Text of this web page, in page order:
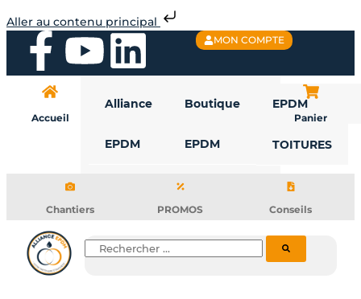
Aller au contenu principal
au
contenuF
a
c
b
o
Y
o
u
u
b
L
i
n
d
MON COMPTE
Accueil
Alliance
EPDM
Boutique
EPDM
EPDM
TOITURES
Panier
Chantiers PROMOS Conseils
Rechercher